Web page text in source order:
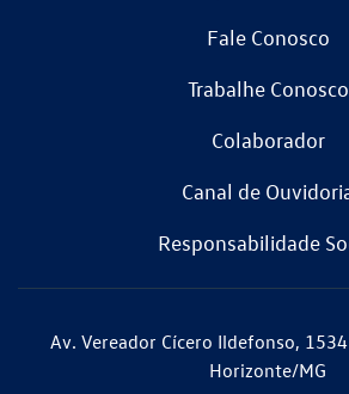
Fale Conosco
Trabalhe Conosco
Colaborador
Canal de
Responsabilidade
Av. Vereador Cícero Ildefonso,
Horizonte/MG